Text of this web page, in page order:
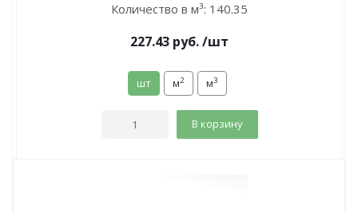
Количество в м³: 140.35
227.43 руб./шт
шт м2 м3
В корзину